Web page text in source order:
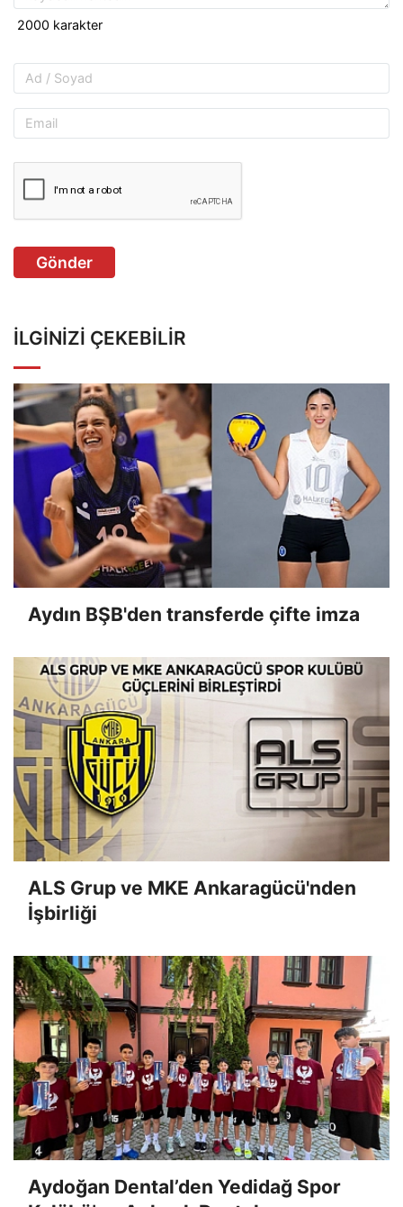
Gönder
İLGINIZI ÇEKEBILIR
Aydın BŞB'den transferde çifte imza
ALS Grup ve MKE Ankaragücü'nden
İşbirliği
Aydoğan Dental’den Yedidağ Spor